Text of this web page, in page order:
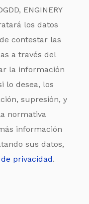
ENGINERY
los datos
contestar las
a través del
la información
lo desea, los
supresión, y
normativa
información
sus datos,
privacidad.